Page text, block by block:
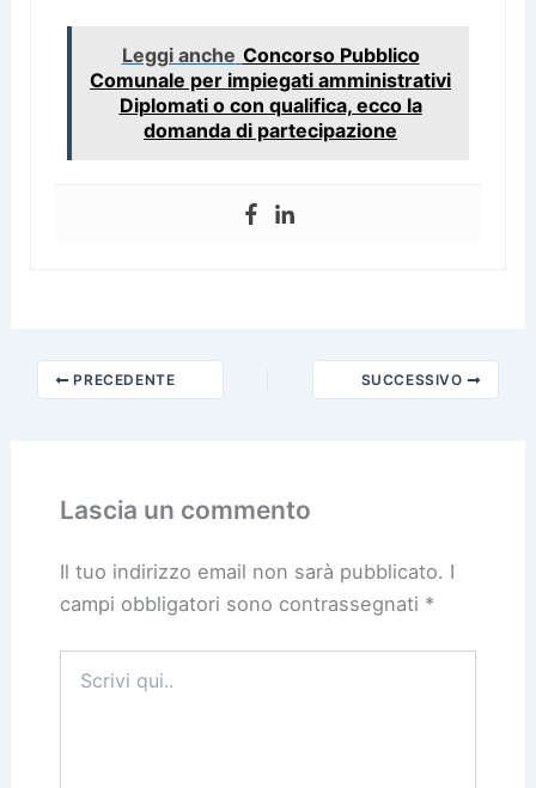
Leggi anche Concorso Pubblico
Comunale per impiegati amministrativi
Diplomati o con qualifica, ecco la
domanda di partecipazione
PRECEDENTE SUCCESSIVO
Lascia un commento
Il tuo indirizzo email non sarà pubblicato. I
campi obbligatori sono contrassegnati *
qui..